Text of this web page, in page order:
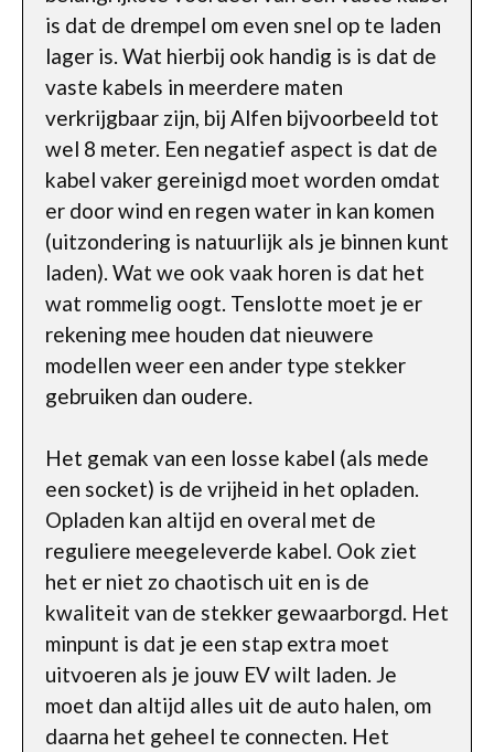
is dat de drempel om even snel op te laden
lager is. Wat hierbij ook handig is is dat de
vaste kabels in meerdere maten
verkrijgbaar zijn, bij Alfen bijvoorbeeld tot
wel 8 meter. Een negatief aspect is dat de
kabel vaker gereinigd moet worden omdat
er door wind en regen water in kan komen
(uitzondering is natuurlijk als je binnen kunt
laden). Wat we ook vaak horen is dat het
wat rommelig oogt. Tenslotte moet je er
rekening mee houden dat nieuwere
modellen weer een ander type stekker
gebruiken dan oudere.
Het gemak van een losse kabel (als mede
een socket) is de vrijheid in het opladen.
Opladen kan altijd en overal met de
reguliere meegeleverde kabel. Ook ziet
het er niet zo chaotisch uit en is de
kwaliteit van de stekker gewaarborgd. Het
minpunt is dat je een stap extra moet
uitvoeren als je jouw EV wilt laden. Je
moet dan altijd alles uit de auto halen, om
daarna het geheel te connecten. Het